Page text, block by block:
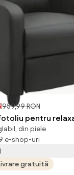
959,99 RON
pentru
si 5
picioare si
din piele
e-shop-uri
gratuită